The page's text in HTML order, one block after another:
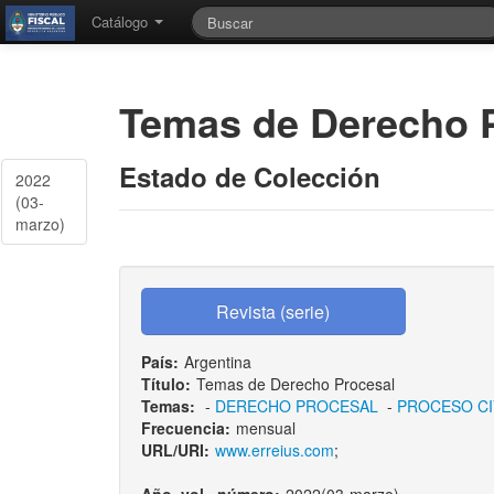
Catálogo
2022
(03-
marzo)
Temas de Derecho
Estado de Colección
País: Argentina
Título: Temas de Derecho Procesal
Temas: - DERECHO PROCESAL- PROCESO
Frecuencia: mensual
URL/URI: www.erreius.com;